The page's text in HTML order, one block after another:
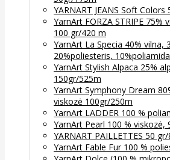
YARNART JEANS Soft
YarnArt FORZA STRIPE 75%
100 gr/420 m
YarnArt La Specia 40% vilna,
20%poliesteris,
YarnArt Stylish Alpaca 25%
150gr/525m
YarnArt Symphony Dream
viskozė 100gr/250m
YarnArt LADDER 100 %
YarnArt Pearl 100 % viskozė,
YARNART PAILLETTES 50
YarnArt Fable Fur 100 %